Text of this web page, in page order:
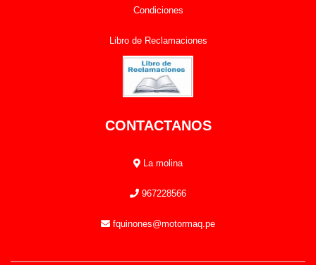
Condiciones
Libro de Reclamaciones
CONTACTANOS
La molina
967228566
fquinones@motormaq.pe